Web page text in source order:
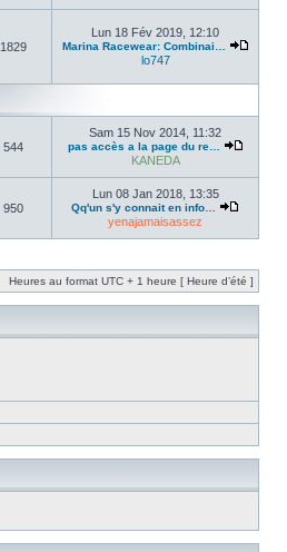
1829
Lun 18 Fév 2019, 12:10
Marina Racewear: Combinai…
lo747
544
Sam 15 Nov 2014, 11:32
pas accès a la page du re…
KANEDA
950
Lun 08 Jan 2018, 13:35
Qq'un s'y connait en info…
yenajamaisassez
Heures au format UTC + 1 heure [ Heure d’été ]